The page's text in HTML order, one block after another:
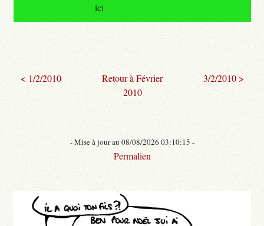
ici
< 1/2/2010
Retour à Février
2010
3/2/2010 >
- Mise à jour au 08/08/2026 03:10:15 -
Permalien